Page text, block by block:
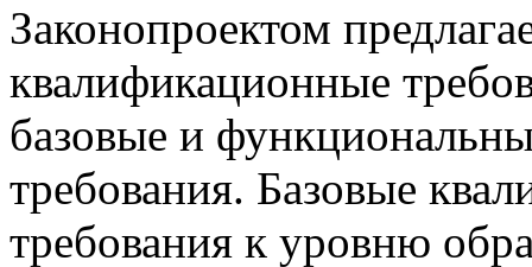
Законопроектом
квалификационные
базовые и
требования. Базовые
требования к уровню